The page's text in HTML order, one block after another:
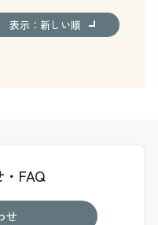
表示：新しい順
FAQ
せ